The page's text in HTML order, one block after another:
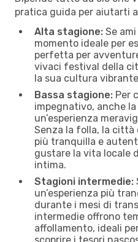
pratica guida per aiutarti
Alta stagione: Se
momento ideale per
perfetta per
vivaci festival della
la sua cultura
Bassa stagione: Per
impegnativo, anche
un’esperienza
Senza la folla, la città
più tranquilla e
gustare la vita locale
intima.
Stagioni intermedie:
un’esperienza più
durante i mesi di
intermedie offrono
affollamento, ideali